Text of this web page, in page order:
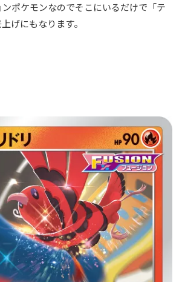
ポケモンなのでそこにいるだけで「テ
げにもなります。